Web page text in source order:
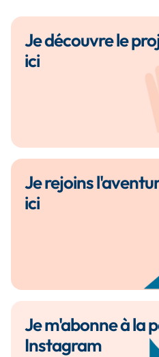
Je découvre le
ici
Je rejoins
ici
Je m'abonne à la
Instagram